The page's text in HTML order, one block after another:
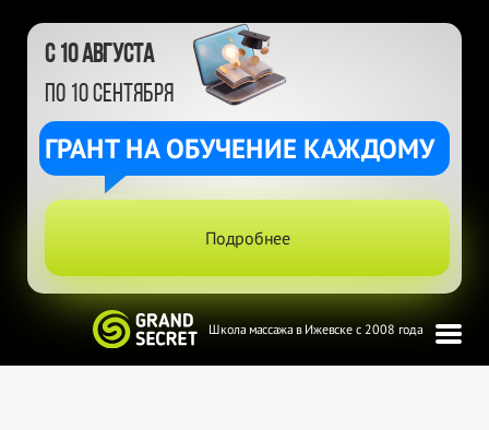
с 10 августа
по 10 сентября
ГРАНТ НА ОБУЧЕНИЕ КАЖДОМУ
Подробнее
Школа массажа в Ижевске с 2008 года